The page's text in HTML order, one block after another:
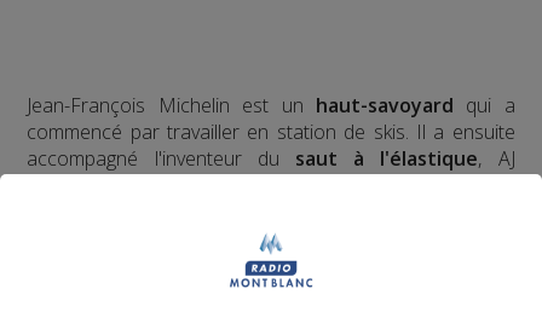
Jean-François Michelin est un haut-savoyard qui a
commencé par travailler en station de skis. Il a ensuite
accompagné l'inventeur du saut à l'élastique, AJ
tremplin de saut à l'élastique
en 2009.